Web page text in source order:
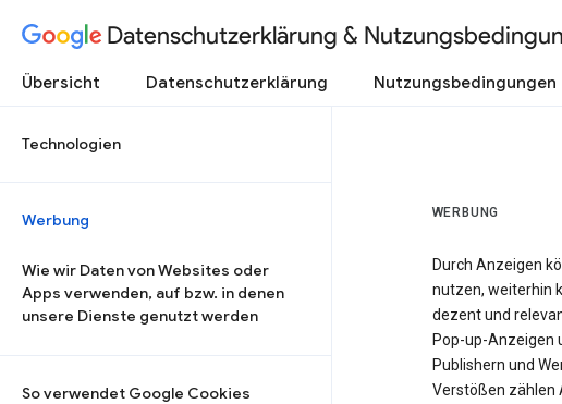
Datenschutzerklärung &
Übersicht Datenschutzerklärung Nutzungsbedingungen
Technologien
Werbung
Wie wir Daten von Websites oder
Apps verwenden, auf bzw. in denen
unsere Dienste genutzt werden
So verwendet Google Cookies
WERBUNG
Durch Anzeigen
nutzen, weiterhin
dezent und
Pop-up-Anzeigen
Publishern und
Verstößen zählen